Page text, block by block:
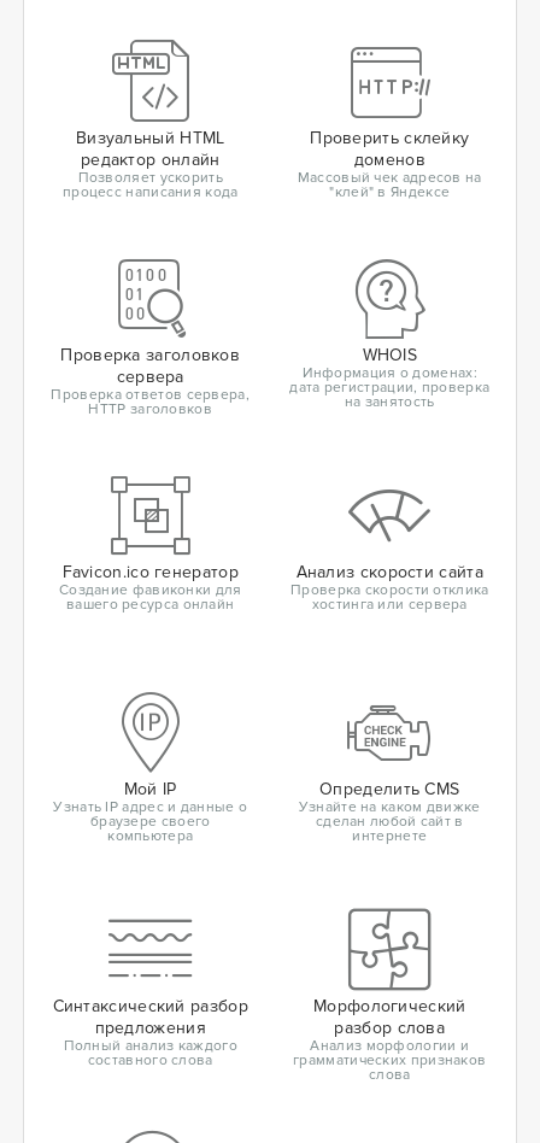
Визуальный HTML
редактор онлайн
Позволяет ускорить
процесс написания кода
Проверить склейку
доменов
Массовый чек адресов на
"клей" в Яндексе
Проверка заголовков
сервера
Проверка ответов сервера,
HTTP заголовков
WHOIS
Информация о доменах:
дата регистрации, проверка
на занятость
Favicon.ico генератор
Создание фавиконки для
вашего ресурса онлайн
Анализ скорости сайта
Проверка скорости отклика
хостинга или сервера
Мой IP
Узнать IP адрес и данные о
браузере своего
компьютера
Определить CMS
Узнайте на каком движке
сделан любой сайт в
интернете
Синтаксический разбор
предложения
Полный анализ каждого
составного слова
Морфологический
разбор слова
Анализ морфологии и
грамматических признаков
слова